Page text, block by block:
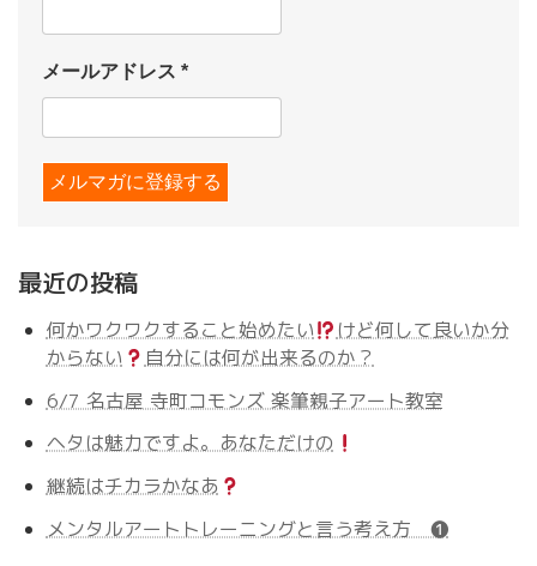
メールアドレス *
最近の投稿
何かワクワクすること始めたい
けど何して良いか分
からない
自分には何が出来るのか？
6/7 名古屋 寺町コモンズ 楽筆親子アート教室
ヘタは魅力ですよ。あなただけの
継続はチカラかなあ
メンタルアートトレーニングと言う考え方 ❶